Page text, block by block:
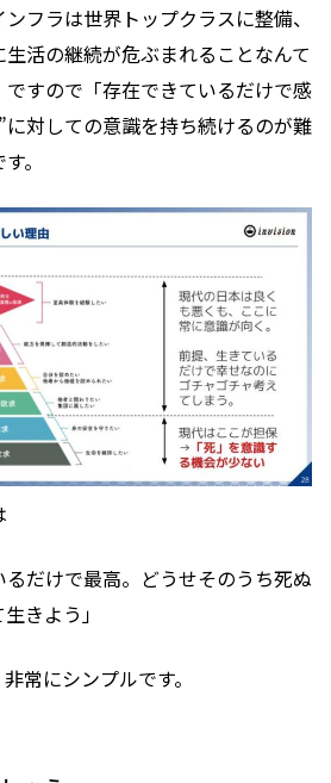
フラは世界トップクラスに整備、
活の継続が危ぶまれることなんて
すので「存在できているだけで感
対しての意識を持ち続けるのが難
。
るだけで最高。どうせそのうち死ぬ
きよう」
常にシンプルです。